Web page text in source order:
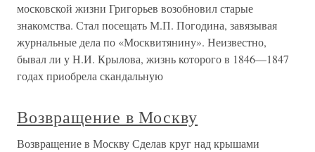
московской жизни Григорьев возобновил старые
знакомства. Стал посещать М.П. Погодина, завязывая
журнальные дела по «Москвитянину». Неизвестно,
бывал ли у Н.И. Крылова, жизнь которого в 1846—1847
годах приобрела скандальную
Возвращение в Москву
Возвращение в Москву Сделав круг над крышами